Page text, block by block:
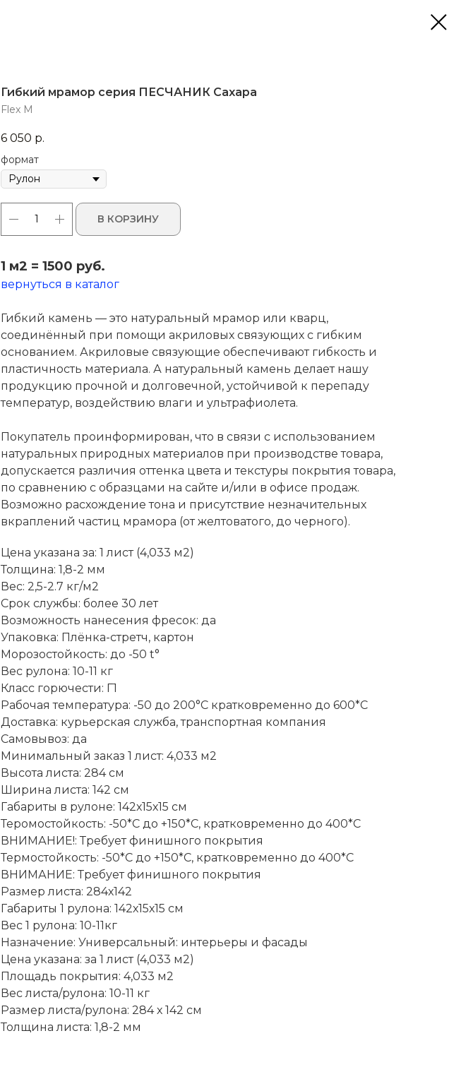
Гибкий мрамор серия ПЕСЧАНИК Сахара
Flex M
6 050 р.
формат
В КОРЗИНУ
1 м2 = 1500 руб.
вернуться в каталог
Гибкий камень — это натуральный мрамор или кварц,
соединённый при помощи акриловых связующих с гибким
основанием. Акриловые связующие обеспечивают гибкость и
пластичность материала. А натуральный камень делает нашу
продукцию прочной и долговечной, устойчивой к перепаду
температур, воздействию влаги и ультрафиолета.
Покупатель проинформирован, что в связи с использованием
натуральных природных материалов при производстве товара,
допускается различия оттенка цвета и текстуры покрытия товара,
по сравнению с образцами на сайте и/или в офисе продаж.
Возможно расхождение тона и присутствие незначительных
вкраплений частиц мрамора (от желтоватого, до черного).
Цена указана за: 1 лист (4,033 м2)
Толщина: 1,8-2 мм
Вес: 2,5-2.7 кг/м2
Срок службы: более 30 лет
Возможность нанесения фресок: да
Упаковка: Плёнка-стретч, картон
Морозостойкость: до -50 t°
Вес рулона: 10-11 кг
Класс горючести: Г1
Рабочая температура: -50 до 200°С кратковременно до 600*С
Доставка: курьерская служба, транспортная компания
Самовывоз: да
Минимальный заказ 1 лист: 4,033 м2
Высота листа: 284 см
Ширина листа: 142 см
Габариты в рулоне: 142х15х15 см
Теромостойкость: -50*С до +150*С, кратковременно до 400*C
ВНИМАНИЕ!: Требует финишного покрытия
Термостойкость: -50*С до +150*С, кратковременно до 400*C
ВНИМАНИЕ: Требует финишного покрытия
Размер листа: 284х142
Габариты 1 рулона: 142х15х15 см
Вес 1 рулона: 10-11кг
Назначение: Универсальный: интерьеры и фасады
Цена указана: за 1 лист (4,033 м2)
Площадь покрытия: 4,033 м2
Вес листа/рулона: 10-11 кг
Размер листа/рулона: 284 х 142 см
Толщина листа: 1,8-2 мм